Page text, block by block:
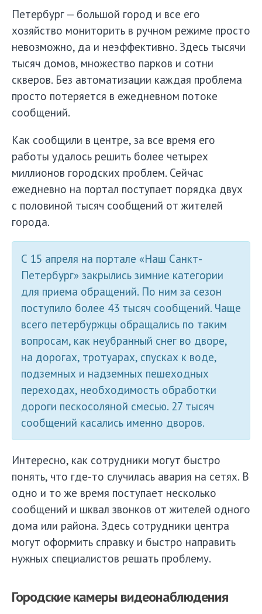
Петербург — большой город и все его
хозяйство мониторить в ручном режиме просто
невозможно, да и неэффективно. Здесь тысячи
тысяч домов, множество парков и сотни
скверов. Без автоматизации каждая проблема
просто потеряется в ежедневном потоке
сообщений.
Как сообщили в центре, за все время его
работы удалось решить более четырех
миллионов городских проблем. Сейчас
ежедневно на портал поступает порядка двух
с половиной тысяч сообщений от жителей
города.
С 15 апреля на портале «Наш Санкт-
Петербург» закрылись зимние категории
для приема обращений. По ним за сезон
поступило более 43 тысяч сообщений. Чаще
всего петербуржцы обращались по таким
вопросам, как неубранный снег во дворе,
на дорогах, тротуарах, спусках к воде,
подземных и надземных пешеходных
переходах, необходимость обработки
дороги пескосоляной смесью. 27 тысяч
сообщений касались именно дворов.
Интересно, как сотрудники могут быстро
понять, что где-то случилась авария на сетях. В
одно и то же время поступает несколько
сообщений и шквал звонков от жителей одного
дома или района. Здесь сотрудники центра
могут оформить справку и быстро направить
нужных специалистов решать проблему.
Городские камеры видеонаблюдения